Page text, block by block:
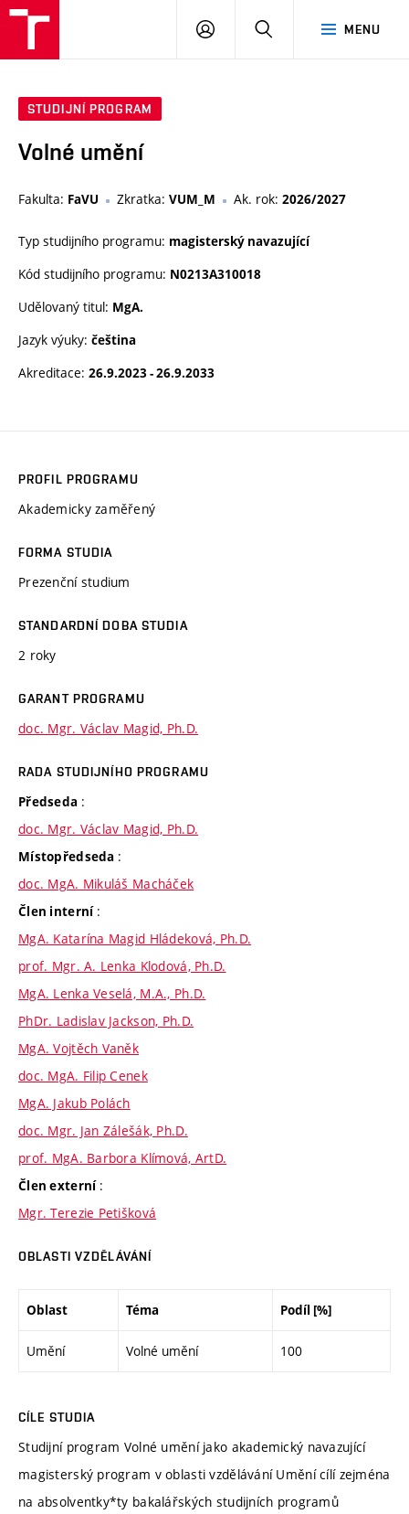
MENU
PŘIHLÁSIT
STUDIJNÍ PROGRAM
Volné umění
Fakulta: FaVU Zkratka: VUM_M Ak. rok: 2026/2027
Typ studijního programu: magisterský navazující
Kód studijního programu: N0213A310018
Udělovaný titul: MgA.
Jazyk výuky: čeština
Akreditace: 26.9.2023 - 26.9.2033
PROFIL PROGRAMU
Akademicky zaměřený
FORMA STUDIA
Prezenční studium
STANDARDNÍ DOBA STUDIA
2 roky
GARANT PROGRAMU
doc. Mgr. Václav Magid, Ph.D.
RADA STUDIJNÍHO PROGRAMU
Předseda :
doc. Mgr. Václav Magid, Ph.D.
Místopředseda :
doc. MgA. Mikuláš Macháček
Člen interní :
MgA. Katarína Magid Hládeková, Ph.D.
prof. Mgr. A. Lenka Klodová, Ph.D.
MgA. Lenka Veselá, M.A., Ph.D.
PhDr. Ladislav Jackson, Ph.D.
MgA. Vojtěch Vaněk
doc. MgA. Filip Cenek
MgA. Jakub Polách
doc. Mgr. Jan Zálešák, Ph.D.
prof. MgA. Barbora Klímová, ArtD.
Člen externí :
Mgr. Terezie Petišková
OBLASTI VZDĚLÁVÁNÍ
Oblast Téma Podíl [%]
Umění Volné umění 100
CÍLE STUDIA
Studijní program Volné umění jako akademický navazující
magisterský program v oblasti vzdělávání Umění cílí zejména
na absolventky*ty bakalářských studijních programů